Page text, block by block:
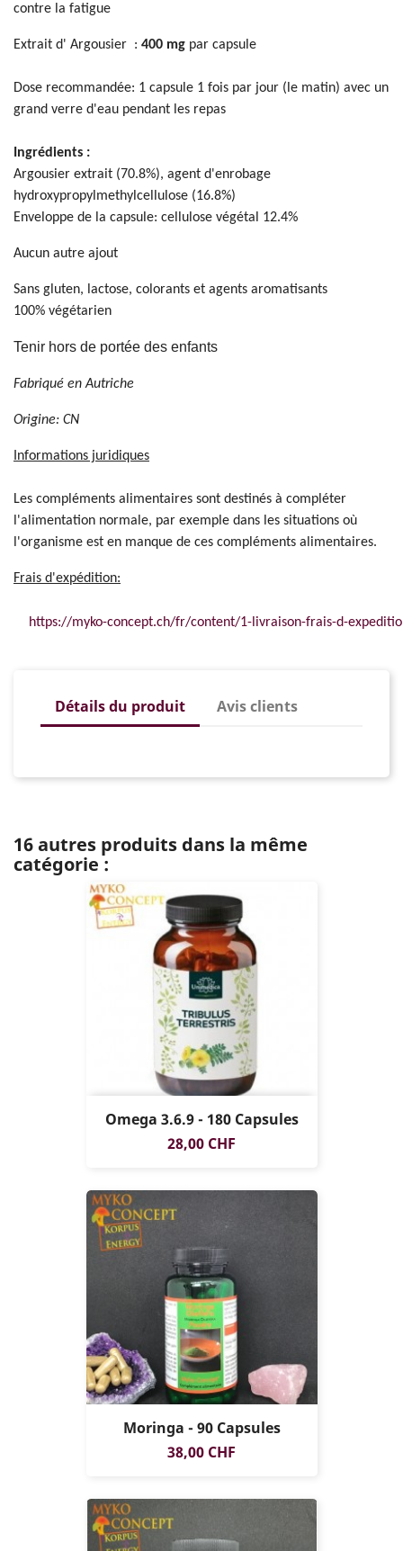
contre la fatigue
Extrait d' Argousier : 400 mg par capsule
Dose recommandée: 1 capsule 1 fois par jour (le matin) avec un
grand verre d'eau pendant les repas
Ingrédients :
Argousier extrait (70.8%), agent d'enrobage
hydroxypropylmethylcellulose (16.8%)
Enveloppe de la capsule: cellulose végétal 12.4%
Aucun autre ajout
Sans gluten, lactose, colorants et agents aromatisants
100% végétarien
Tenir hors de portée des enfants
Fabriqué en Autriche
Origine: CN
Informations juridiques
Les compléments alimentaires sont destinés à compléter
l'alimentation normale, par exemple dans les situations où
l'organisme est en manque de ces compléments alimentaires.
Frais d'expédition:
https://myko-concept.ch/fr/content/1-livraison-frais-d-
Détails du produit Avis clients
16 autres produits dans la même
catégorie :
Omega 3.6.9 - 180 Capsules
Prix
28,00 CHF
Moringa - 90 Capsules
Prix
38,00 CHF